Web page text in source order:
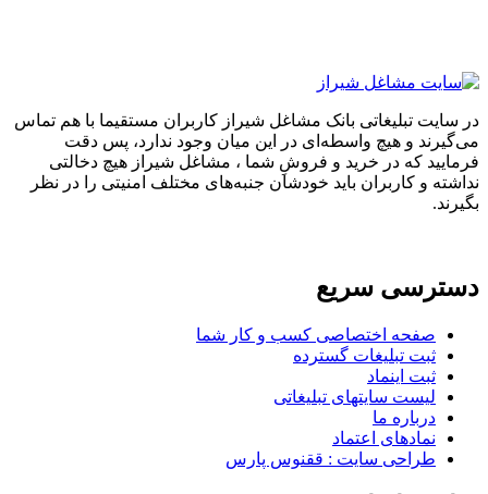
بانک مشاغل شیراز کاربران مستقیما با هم تماس
و هیچ واسطه‌ای در این میان وجود ندارد، پس دقت
که در خرید و فروشِ شما ، مشاغل شیراز هیچ دخالتی
کاربران باید خودشان جنبه‌های مختلف امنیتی را در نظر
سریع
اختصاصی کسب و کار شما
تبلیغات گسترده
اینماد
سایتهای تبلیغاتی
ما
اعتماد
سایت : ققنوس پارس